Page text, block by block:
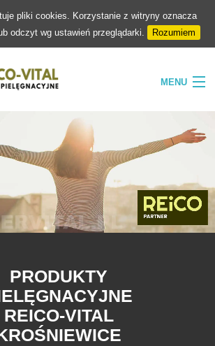
pliki cookies. Korzystanie z witryny oznacza
odczyt wg ustawień przeglądarki.
Rozumiem
MENU
PRODUKTY
REICO-VITAL